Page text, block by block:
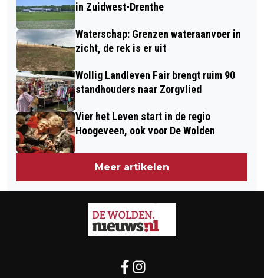
in Zuidwest-Drenthe
Waterschap: Grenzen wateraanvoer in
zicht, de rek is er uit
Wollig Landleven Fair brengt ruim 90
standhouders naar Zorgvlied
Vier het Leven start in de regio
Hoogeveen, ook voor De Wolden
Meer artikelen